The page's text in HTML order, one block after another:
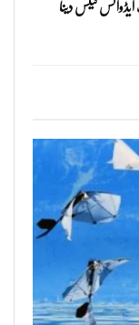
سے 1000 روپے تک ایڈوانس ٹیکس دینا